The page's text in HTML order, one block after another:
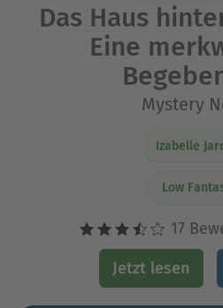
Das Haus
Eine
Mystery
Izabelle
Low
17
Jetzt lesen